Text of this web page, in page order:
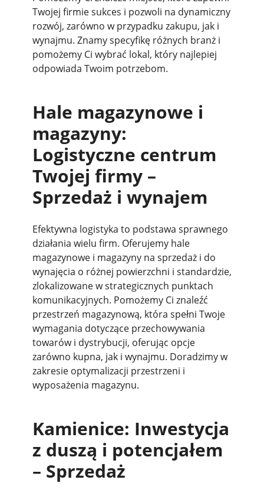
Twojej firmie sukces i pozwoli na dynamiczny
rozwój, zarówno w przypadku zakupu, jak i
wynajmu. Znamy specyfikę różnych branż i
pomożemy Ci wybrać lokal, który najlepiej
odpowiada Twoim potrzebom.
Hale magazynowe i
magazyny:
Logistyczne centrum
Twojej firmy –
Sprzedaż i wynajem
Efektywna logistyka to podstawa sprawnego
działania wielu firm. Oferujemy hale
magazynowe i magazyny na sprzedaż i do
wynajęcia o różnej powierzchni i standardzie,
zlokalizowane w strategicznych punktach
komunikacyjnych. Pomożemy Ci znaleźć
przestrzeń magazynową, która spełni Twoje
wymagania dotyczące przechowywania
towarów i dystrybucji, oferując opcje
zarówno kupna, jak i wynajmu. Doradzimy w
zakresie optymalizacji przestrzeni i
wyposażenia magazynu.
Kamienice: Inwestycja
z duszą i potencjałem
– Sprzedaż